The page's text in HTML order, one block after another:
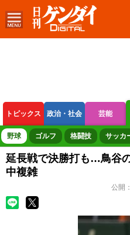
トピックス 政治・社会 芸能
ボートレース 競輪 オートレー
野球 ゴルフ 格闘技 サッカ
延長戦で決勝打も…鳥谷
中複雑
公開：